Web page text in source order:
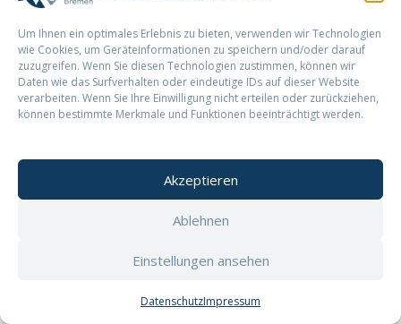
Um Ihnen ein optimales Erlebnis zu bieten, verwenden wir Technologien
wie Cookies, um Geräteinformationen zu speichern und/oder darauf
zuzugreifen. Wenn Sie diesen Technologien zustimmen, können wir
Daten wie das Surfverhalten oder eindeutige IDs auf dieser Website
verarbeiten. Wenn Sie Ihre Einwilligung nicht erteilen oder zurückziehen,
können bestimmte Merkmale und Funktionen beeinträchtigt werden.
Akzeptieren
Ablehnen
Einstellungen ansehen
DatenschutzImpressum
Wir bieten Ihnen die Möglichkeit, sich bei uns zu bewerben
(z. B. per E-Mail, postalisch oder via Online-
Bewerberformular). Im Folgenden informieren wir Sie über
Umfang, Zweck und Verwendung Ihrer im Rahmen des
Daten. Wir versichern, dass die Erhebung, Verarbeitung und
Nutzung Ihrer Daten in Übereinstimmung mit geltendem
Datenschutzrecht und allen weiteren gesetzlichen
Bestimmungen erfolgt und Ihre Daten streng vertraulich